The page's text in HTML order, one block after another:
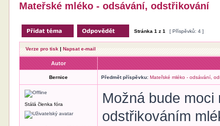
Mateřské mléko - odsávání, odstřikování
Stránka1 z1 [ Příspěvků: 4 ]
Verze pro tisk |Napsat e-mail
Autor
Bernice Předmět příspěvku: Mateřské mléko - odsávání,
Stálá členka fóra
Možná bude
odstřikováním